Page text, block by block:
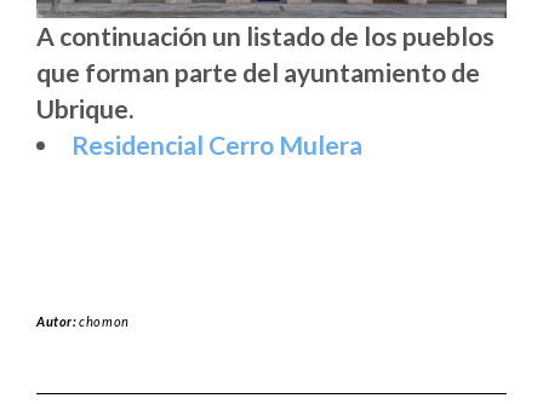
A continuación un listado de los pueblos
que forman parte del ayuntamiento de
Ubrique.
Residencial Cerro Mulera
Autor:chomon